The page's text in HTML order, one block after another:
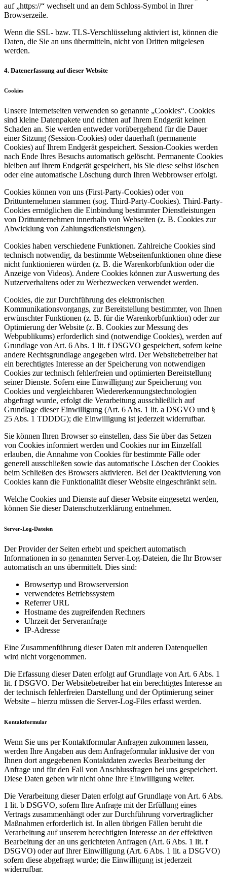
auf „https://“ wechselt und an dem Schloss-Symbol in Ihrer
Browserzeile.
Wenn die SSL- bzw. TLS-Verschlüsselung aktiviert ist, können die
Daten, die Sie an uns übermitteln, nicht von Dritten mitgelesen
werden.
4. Datenerfassung auf dieser Website
Cookies
Unsere Internetseiten verwenden so genannte „Cookies“. Cookies
sind kleine Datenpakete und richten auf Ihrem Endgerät keinen
Schaden an. Sie werden entweder vorübergehend für die Dauer
einer Sitzung (Session-Cookies) oder dauerhaft (permanente
Cookies) auf Ihrem Endgerät gespeichert. Session-Cookies werden
nach Ende Ihres Besuchs automatisch gelöscht. Permanente Cookies
bleiben auf Ihrem Endgerät gespeichert, bis Sie diese selbst löschen
oder eine automatische Löschung durch Ihren Webbrowser erfolgt.
Cookies können von uns (First-Party-Cookies) oder von
Drittunternehmen stammen (sog. Third-Party-Cookies). Third-Party-
Cookies ermöglichen die Einbindung bestimmter Dienstleistungen
von Drittunternehmen innerhalb von Webseiten (z. B. Cookies zur
Abwicklung von Zahlungsdienstleistungen).
Cookies haben verschiedene Funktionen. Zahlreiche Cookies sind
technisch notwendig, da bestimmte Webseitenfunktionen ohne diese
nicht funktionieren würden (z. B. die Warenkorbfunktion oder die
Anzeige von Videos). Andere Cookies können zur Auswertung des
Nutzerverhaltens oder zu Werbezwecken verwendet werden.
Cookies, die zur Durchführung des elektronischen
Kommunikationsvorgangs, zur Bereitstellung bestimmter, von Ihnen
erwünschter Funktionen (z. B. für die Warenkorbfunktion) oder zur
Optimierung der Website (z. B. Cookies zur Messung des
Webpublikums) erforderlich sind (notwendige Cookies), werden auf
Grundlage von Art. 6 Abs. 1 lit. f DSGVO gespeichert, sofern keine
andere Rechtsgrundlage angegeben wird. Der Websitebetreiber hat
ein berechtigtes Interesse an der Speicherung von notwendigen
Cookies zur technisch fehlerfreien und optimierten Bereitstellung
seiner Dienste. Sofern eine Einwilligung zur Speicherung von
Cookies und vergleichbaren Wiedererkennungstechnologien
abgefragt wurde, erfolgt die Verarbeitung ausschließlich auf
Grundlage dieser Einwilligung (Art. 6 Abs. 1 lit. a DSGVO und §
25 Abs. 1 TDDDG); die Einwilligung ist jederzeit widerrufbar.
Sie können Ihren Browser so einstellen, dass Sie über das Setzen
von Cookies informiert werden und Cookies nur im Einzelfall
erlauben, die Annahme von Cookies für bestimmte Fälle oder
generell ausschließen sowie das automatische Löschen der Cookies
beim Schließen des Browsers aktivieren. Bei der Deaktivierung von
Cookies kann die Funktionalität dieser Website eingeschränkt sein.
Welche Cookies und Dienste auf dieser Website eingesetzt werden,
können Sie dieser Datenschutzerklärung entnehmen.
Server-Log-Dateien
Der Provider der Seiten erhebt und speichert automatisch
Informationen in so genannten Server-Log-Dateien, die Ihr Browser
automatisch an uns übermittelt. Dies sind:
Browsertyp und Browserversion
verwendetes Betriebssystem
Referrer URL
Hostname des zugreifenden Rechners
Uhrzeit der Serveranfrage
IP-Adresse
Eine Zusammenführung dieser Daten mit anderen Datenquellen
wird nicht vorgenommen.
Die Erfassung dieser Daten erfolgt auf Grundlage von Art. 6 Abs. 1
lit. f DSGVO. Der Websitebetreiber hat ein berechtigtes Interesse an
der technisch fehlerfreien Darstellung und der Optimierung seiner
Website – hierzu müssen die Server-Log-Files erfasst werden.
Kontaktformular
Wenn Sie uns per Kontaktformular Anfragen zukommen lassen,
werden Ihre Angaben aus dem Anfrageformular inklusive der von
Ihnen dort angegebenen Kontaktdaten zwecks Bearbeitung der
Anfrage und für den Fall von Anschlussfragen bei uns gespeichert.
Diese Daten geben wir nicht ohne Ihre Einwilligung weiter.
Die Verarbeitung dieser Daten erfolgt auf Grundlage von Art. 6 Abs.
1 lit. b DSGVO, sofern Ihre Anfrage mit der Erfüllung eines
Vertrags zusammenhängt oder zur Durchführung vorvertraglicher
Maßnahmen erforderlich ist. In allen übrigen Fällen beruht die
Verarbeitung auf unserem berechtigten Interesse an der effektiven
Bearbeitung der an uns gerichteten Anfragen (Art. 6 Abs. 1 lit. f
DSGVO) oder auf Ihrer Einwilligung (Art. 6 Abs. 1 lit. a DSGVO)
sofern diese abgefragt wurde; die Einwilligung ist jederzeit
widerrufbar.